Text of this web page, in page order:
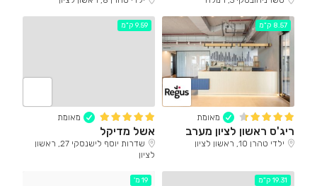
מאומת
8.57 ק"מ
ריג'ס ראשון לציון מערב
ילדי טהרן 10, ראשון לציון
מאומת
9.59 ק"מ
אשל מדיקל
שדרות יוסף לישנסקי 27, ראשון
לציון
19.31 ק"מ 19 מ'